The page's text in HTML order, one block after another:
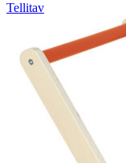
Tellitav